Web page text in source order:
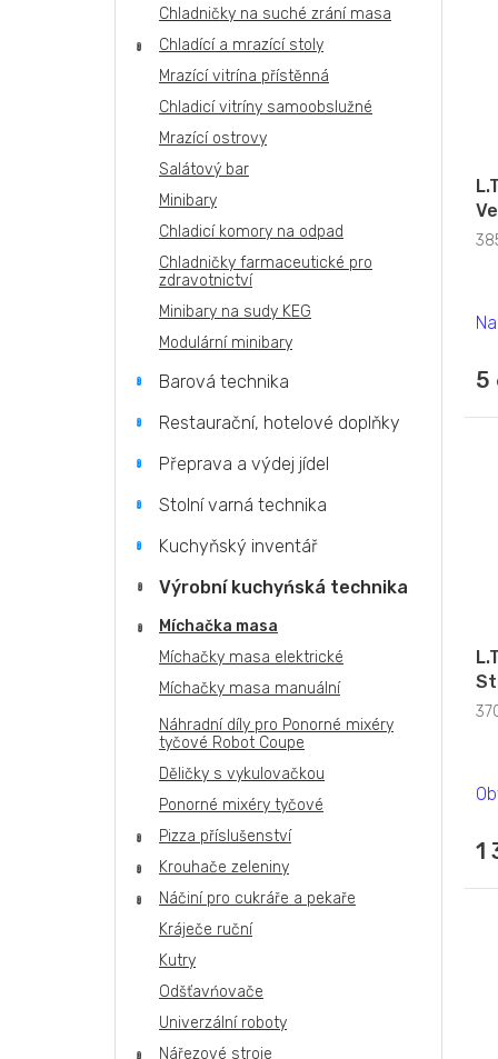
Chladničky na suché zrání masa
Chladící a mrazící stoly
Mrazící vitrína přístěnná
Chladicí vitríny samoobslužné
Mrazící ostrovy
Salátový bar
Minibary
Chladicí komory na odpad
Chladničky farmaceutické pro
zdravotnictví
Minibary na sudy KEG
Modulární minibary
Barová technika
Restaurační, hotelové doplňky
Přeprava a výdej jídel
Stolní varná technika
Kuchyňský inventář
Výrobní kuchyńská technika
Míchačka masa
Míchačky masa elektrické
Míchačky masa manuální
Náhradní díly pro Ponorné mixéry
tyčové Robot Coupe
Děličky s vykulovačkou
Ponorné mixéry tyčové
Pizza příslušenství
Krouhače zeleniny
Náčiní pro cukráře a pekaře
Kráječe ruční
Kutry
Odšťavńovače
Univerzální roboty
Nářezové stroje
5
1